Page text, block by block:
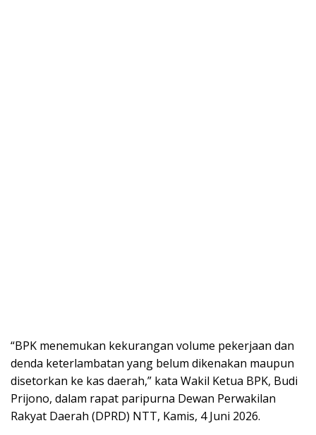
“BPK menemukan kekurangan volume pekerjaan dan
denda keterlambatan yang belum dikenakan maupun
disetorkan ke kas daerah,” kata Wakil Ketua BPK, Budi
Prijono, dalam rapat paripurna Dewan Perwakilan
Rakyat Daerah (DPRD) NTT, Kamis, 4 Juni 2026.